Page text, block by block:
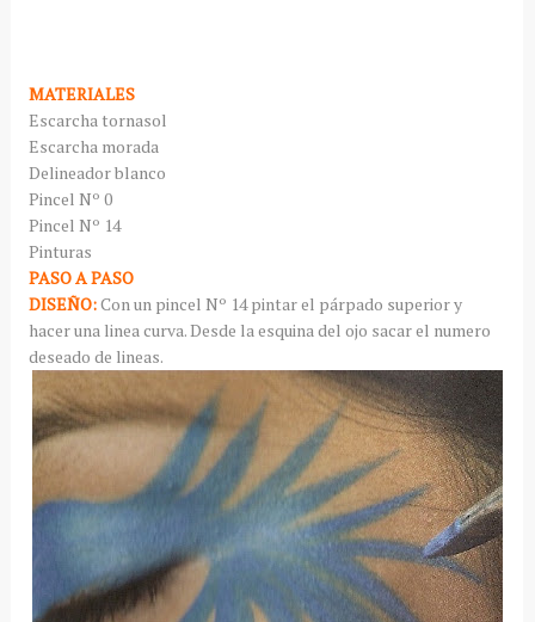
MATERIALES
Escarcha tornasol
Escarcha morada
Delineador blanco
Pincel Nº 0
Pincel Nº 14
Pinturas
PASO A PASO
DISEÑO:Con un pincel Nº 14 pintar el párpado superior y
hacer una linea curva. Desde la esquina del ojo sacar el numero
deseado de lineas.